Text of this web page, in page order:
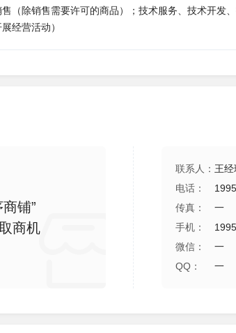
（除销售需要许可的商品）；技术服务、技术开发
经营活动）
铺”
商机
联系人： 王经
电话：
传真：
一
手机：
微信：
一
QQ：
一